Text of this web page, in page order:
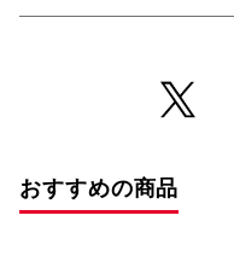
※お届け後の、お客様都合に
※商品画像は、お使いのパソ
メーカー・機種・画面設定等
※デザインなどの仕様が予告
また、払込期限（ご注文日か
自動的にキャンセルとなりま
おすすめの商品